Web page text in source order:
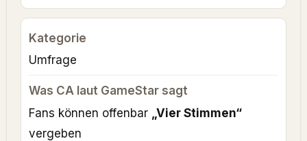
Umfrage
Fans können offenbar „Vier Stimmen“
vergeben